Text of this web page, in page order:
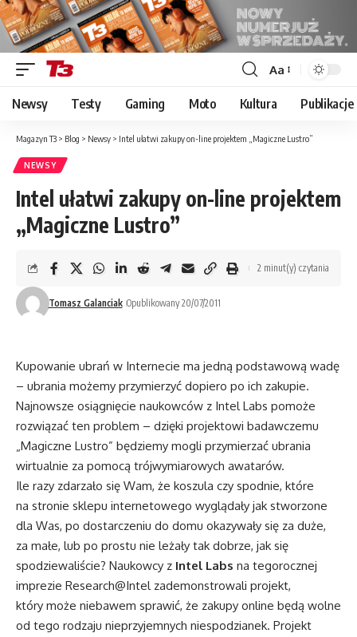
Font
Resizer
Aa
Newsy Testy Gaming Moto Kultura Publikacje
Magazyn T3 > Blog > Newsy > Intel ułatwi zakupy on-line projektem „Magiczne Lustro”
NEWSY
Intel ułatwi zakupy on-line projektem
„Magiczne Lustro”
Tomasz Galanciak Opublikowany 20/07/2011
2 minut(y) czytania
Kupowanie ubrań w Internecie ma jedną podstawową wadę
– ubrania możemy przymierzyć dopiero po ich zakupie.
Najnowsze osiągnięcie naukowców z Intel Labs pomoże
rozwiązać ten problem – dzięki projektowi badawczemu
„Magiczne Lustro” będziemy mogli przymierzać ubrania
wirtualnie za pomocą trójwymiarowych awatarów.
Ile razy zdarzało się Wam, że koszula czy spodnie, które
na stronie sklepu internetowego wyglądały jak stworzone
dla Was, po dostarczeniu do domu okazywały się za duże,
za małe, lub po prostu nie leżały tak dobrze, jak się
spodziewaliście? Naukowcy z Intel Labs na tegorocznej
imprezie Research@Intel zademonstrowali projekt,
który może niebawem sprawić, że zakupy online będą wolne
od tego rodzaju nieprzyjemnych niespodzianek. Projekt